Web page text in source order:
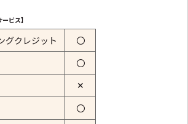
ビス】
グクレジット 〇
〇
✕
〇